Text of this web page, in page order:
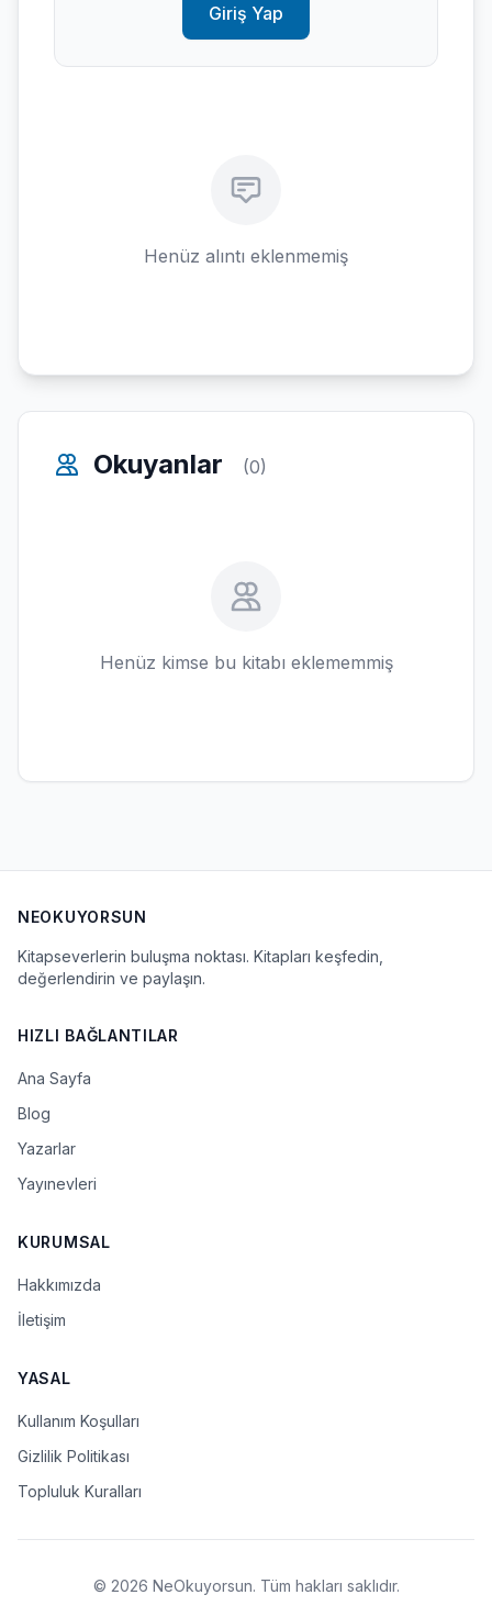
Giriş Yap
Henüz alıntı eklenmemiş
Okuyanlar (0)
Henüz kimse bu kitabı eklememmiş
NEOKUYORSUN
Kitapseverlerin buluşma noktası. Kitapları keşfedin,
değerlendirin ve paylaşın.
HIZLI BAĞLANTILAR
Ana Sayfa
Blog
Yazarlar
Yayınevleri
KURUMSAL
Hakkımızda
İletişim
YASAL
Kullanım Koşulları
Gizlilik Politikası
Topluluk Kuralları
© 2026 NeOkuyorsun. Tüm hakları saklıdır.